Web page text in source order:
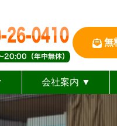
無
理
掃
理理
清掃
声
ログ
チコミ
会社案内 ▼
企業理念
代表あいさつ
会社概要
スタッフ紹介